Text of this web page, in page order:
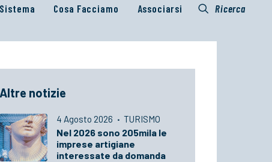
Cosa Facciamo Associarsi Ricerca
Altre notizie
4 Agosto 2026 · TURISMO
Nel 2026 sono 205mila le
imprese artigiane
interessate da domanda